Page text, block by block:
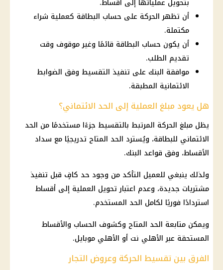
أن تظهر الحركة على حساب البطاقة كعملية شراء
مكتملة.
أن يكون حساب البطاقة قائمًا وغير موقوف وقت
تقديم الطلب.
موافقة البنك على تنفيذ التقسيط وفق الضوابط
الائتمانية المطبقة.
هل يعود مبلغ العملية إلى الحد الائتماني؟
يظل مبلغ الحركة المرتبط بالتقسيط جزءًا مستخدمًا من الحد
الائتماني للبطاقة، ويُسترد الحد المتاح تدريجيًا مع سداد
الأقساط، وفق قواعد البنك.
ولذلك ينبغي للعميل التأكد من وجود حد كافٍ قبل تنفيذ
مشتريات جديدة، وعدم اعتبار تحويل العملية إلى أقساط
استردادًا فوريًا لكامل الحد المستخدم.
ويمكن متابعة الحد المتاح وكشوف الحساب والأقساط
المستحقة عبر الأهلي نت أو الأهلي موبايل.
الفرق بين تقسيط الحركة وعروض التجار